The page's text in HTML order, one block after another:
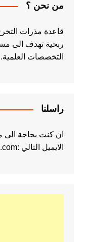
من نحن ؟
ربحية تهدف الى
التخصصات العلمية.
راسلنا
ان كنت بحاجة الى
الايميل التالي :maktabatiiebook@gmail.com